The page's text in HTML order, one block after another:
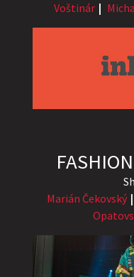
Voštinár
Marián Čekovský